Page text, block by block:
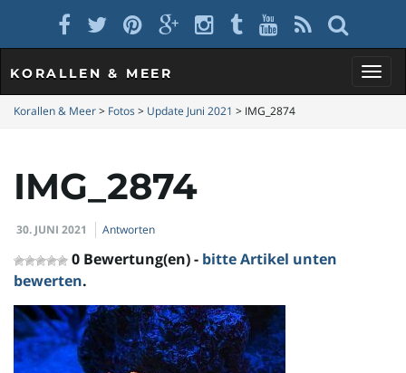
KORALLEN & MEER
Korallen & Meer> Fotos > Update Juni 2021 > IMG_2874
IMG_2874
30. JUNI 2021 Antworten
0 Bewertung(en) - bitte Artikel unten
bewerten.